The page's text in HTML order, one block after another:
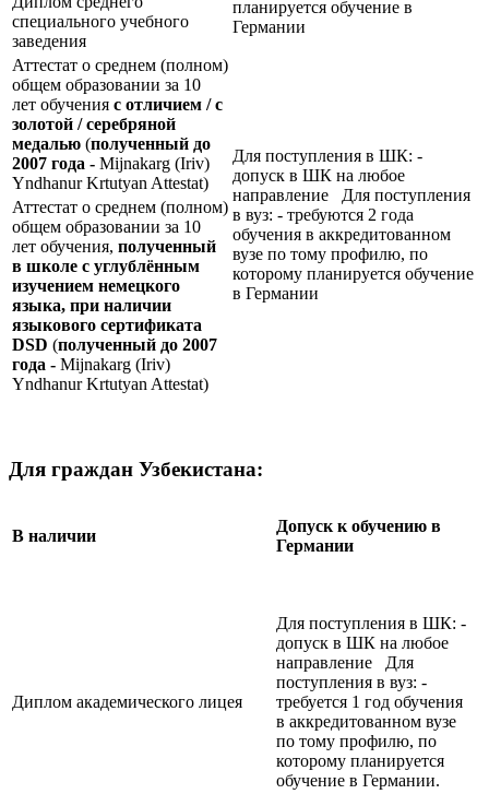
планируется обучение в
Германии
специального учебного
заведения
Аттестат о среднем (полном)
общем образовании за 10
лет обучения с отличием / с
золотой / серебряной
медалью (полученный до
2007 года - Mijnakarg (Iriv)
Yndhanur Krtutyan Attestat)
Для поступления в ШК: -
допуск в ШК на любое
направление Для поступления
в вуз: - требуются 2 года
обучения в аккредитованном
вузе по тому профилю, по
которому планируется обучение
в Германии
Аттестат о среднем (полном)
общем образовании за 10
лет обучения, полученный
в школе с углублённым
изучением немецкого
языка, при наличии
языкового сертификата
DSD (полученный до 2007
года - Mijnakarg (Iriv)
Yndhanur Krtutyan Attestat)
Для граждан Узбекистана:
В наличии
Допуск к обучению в
Германии
Диплом академического лицея
Для поступления в ШК: -
допуск в ШК на любое
направление Для
поступления в вуз: -
требуется 1 год обучения
в аккредитованном вузе
по тому профилю, по
которому планируется
обучение в Германии.